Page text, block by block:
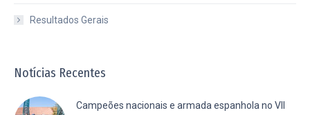
Resultados Gerais
Notícias Recentes
Campeões nacionais e armada espanhola no VII